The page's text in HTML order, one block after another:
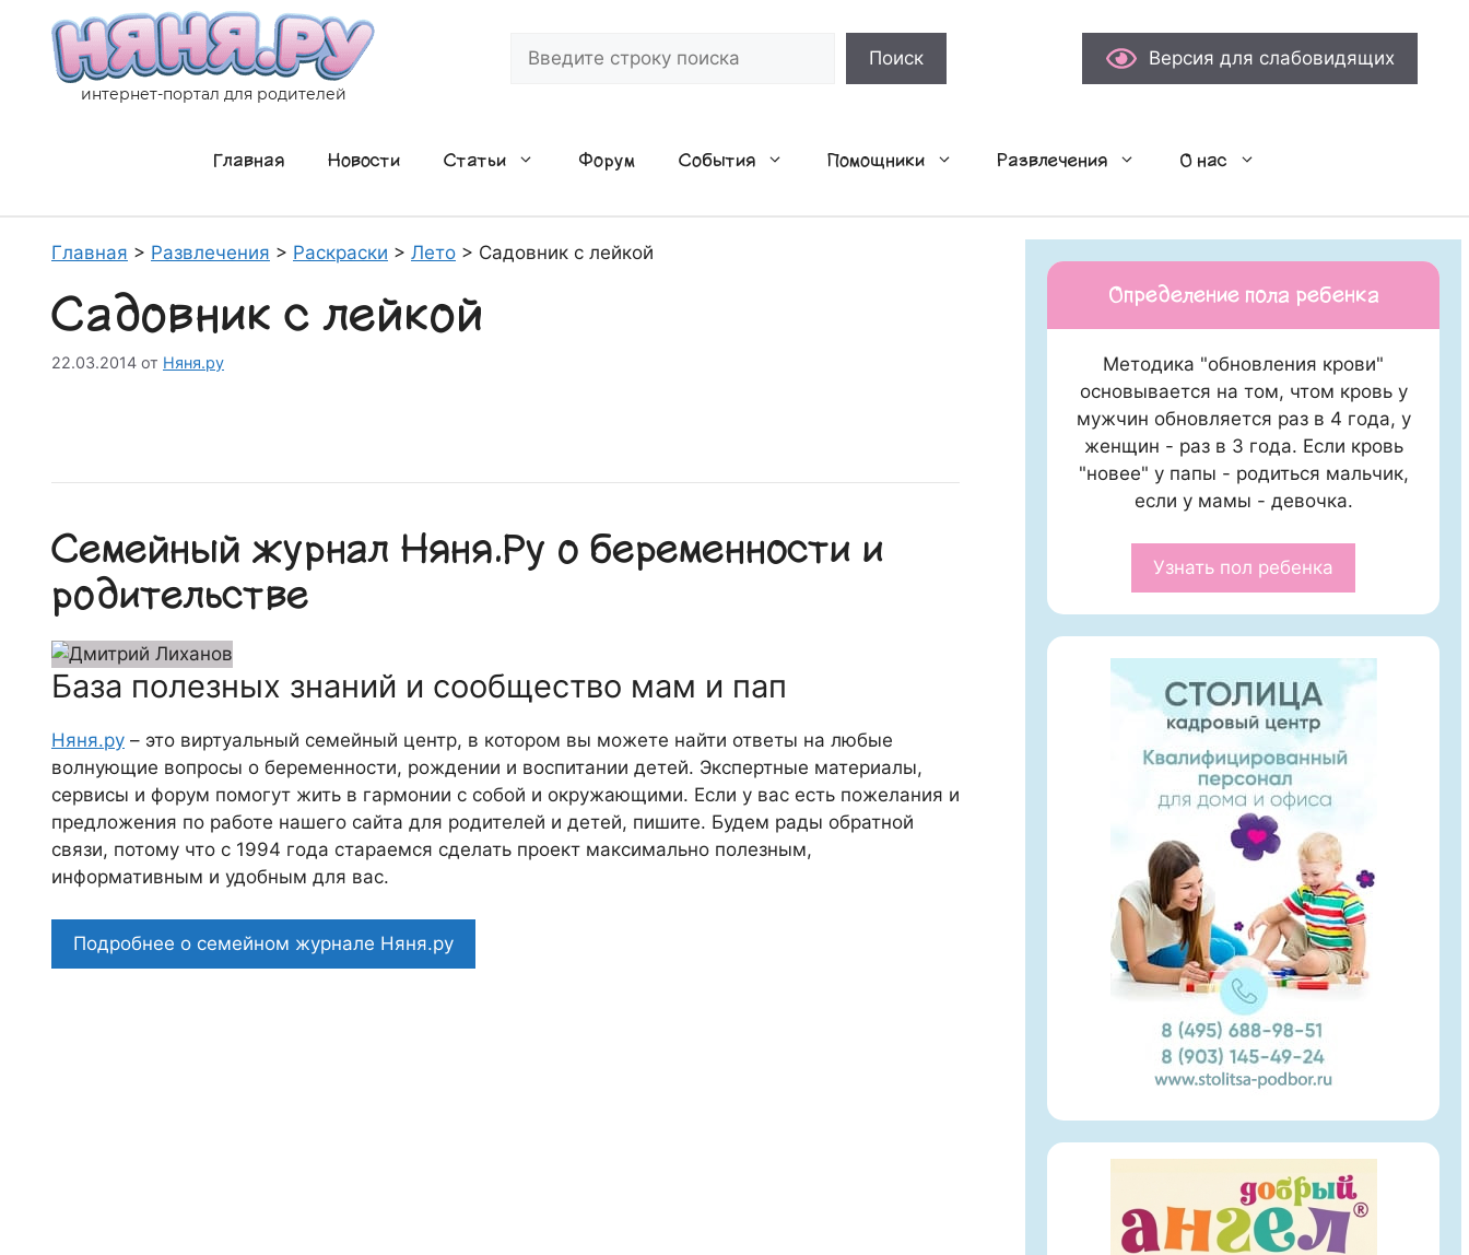
содержимому
интернет-портал для родителей
Поиск Версия для слабовидящих
Главная Новости Статьи Форум События Помощники Развлечения О нас
Главная > Развлечения > Раскраски > Лето > Садовник с лейкой
Садовник с лейкой
22.03.2014 от Няня.ру
Семейный журнал Няня.Ру о беременности и
родительстве
База полезных знаний и сообщество мам и пап
Няня.ру – это виртуальный семейный центр, в котором вы можете найти ответы на любые
волнующие вопросы о беременности, рождении и воспитании детей. Экспертные материалы,
сервисы и форум помогут жить в гармонии с собой и окружающими. Если у вас есть пожелания и
предложения по работе нашего сайта для родителей и детей, пишите. Будем рады обратной
связи, потому что c 1994 года стараемся сделать проект максимально полезным,
информативным и удобным для вас.
Подробнее о семейном журнале Няня.ру
Определение пола ребенка
Методика "обновления крови"
основывается на том, чтом кровь у
мужчин обновляется раз в 4 года, у
женщин - раз в 3 года. Если кровь
"новее" у папы - родиться мальчик,
если у мамы - девочка.
Узнать пол ребенка